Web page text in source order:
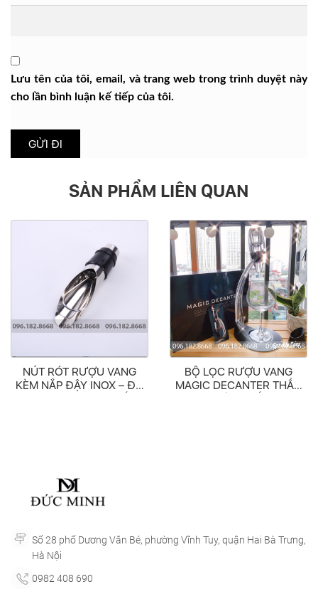
Lưu tên của tôi, email, và trang web trong trình duyệt này
cho lần bình luận kế tiếp của tôi.
SẢN PHẨM LIÊN QUAN
NÚT RÓT RƯỢU VANG
KÈM NẮP ĐẬY INOX – ĐỒ
BỘ LỌC RƯỢU VANG
MAGIC DECANTER THẦN
Số 28 phố Dương Văn Bé, phường Vĩnh Tuy, quận Hai Bà Trưng,
Hà Nội
0982 408 690